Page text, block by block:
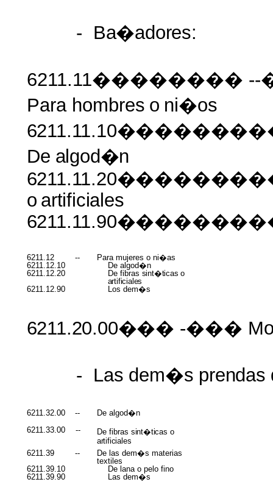
- Ba�adores:
6211.11��������
Para hombres o ni�os
De algod�n
o artificiales
6211.12 --
Para mujeres o ni�as
6211.12.10
De algod�n
6211.12.20
De fibras sint�ticaso
artificiales
6211.12.90
Los dem�s
6211.20.00��� -���
- Las dem�s prendas
6211.32.00 --
De algod�n
6211.33.00
-- De fibras sint�ticas o
artificiales
6211.39
--
De las dem�s materias
textiles
6211.39.10
De lana o pelo fino
6211.39.90
Las dem�s